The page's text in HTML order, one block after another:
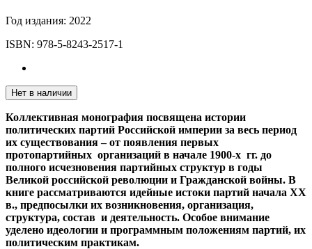
Год издания: 2022
ISBN: 978-5-8243-2517-1
Нет в наличии
Коллективная монография посвящена истории
политических партий Российской империи за весь период
их существования – от появления первых
протопартийных организаций в начале 1900-х гг. до
полного исчезновения партийных структур в годы
Великой российской революции и Гражданской войны. В
книге рассматриваются идейные истоки партий начала XX
в., предпосылки их возникновения, организация,
структура, состав и деятельность. Особое внимание
уделено идеологии и программным положениям партий, их
политическим практикам.